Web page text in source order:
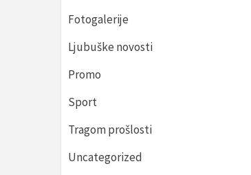
Fotogalerije
Ljubuške novosti
Promo
Sport
Tragom prošlosti
Uncategorized